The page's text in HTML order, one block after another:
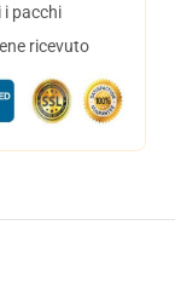
pacchi
ricevuto